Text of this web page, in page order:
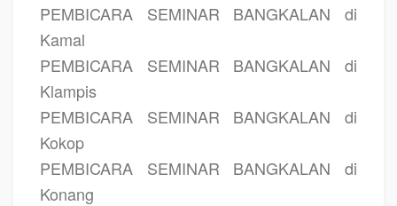
PEMBICARA SEMINAR BANGKALAN di
Kamal
PEMBICARA SEMINAR BANGKALAN di
Klampis
PEMBICARA SEMINAR BANGKALAN di
Kokop
PEMBICARA SEMINAR BANGKALAN di
Konang